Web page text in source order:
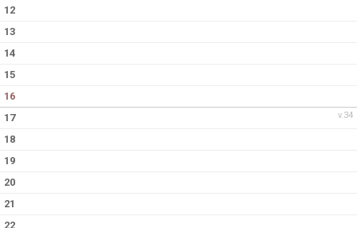
12
13
14
15
16
v.34
17
18
19
20
21
22